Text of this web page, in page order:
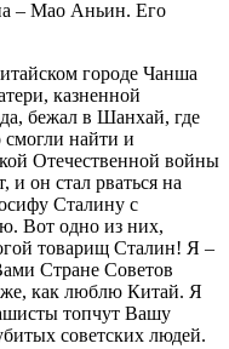
– Мао Аньин. Его
городе Чанша
казненной
бежал в Шанхай, где
смогли найти и
Отечественной войны
он стал рваться на
Сталину с
Вот одно из них,
товарищ Сталин! Я –
Стране Советов
как люблю Китай. Я
топчут Вашу
советских людей.